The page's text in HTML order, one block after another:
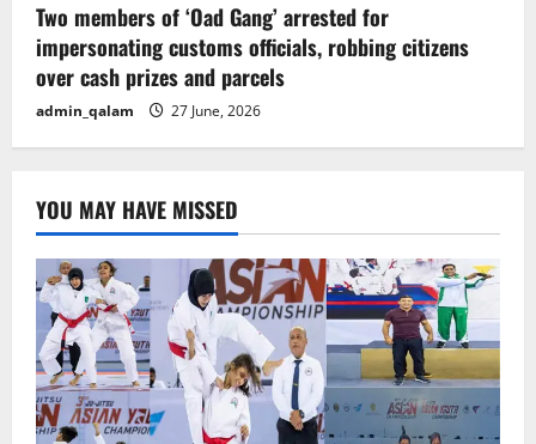
Two members of ‘Oad Gang’ arrested for
impersonating customs officials, robbing citizens
over cash prizes and parcels
admin_qalam 27 June, 2026
YOU MAY HAVE MISSED